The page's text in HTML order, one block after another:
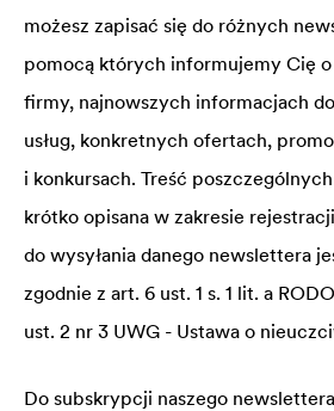
możesz zapisać się do różnych
pomocą których informujemy Cię o
firmy, najnowszych informacjach
usług, konkretnych ofertach,
i konkursach. Treść
krótko opisana w zakresie
do wysyłania danego newslettera
zgodnie z art. 6 ust. 1 s. 1 lit. a
ust. 2 nr 3 UWG - Ustawa o
Do subskrypcji naszego